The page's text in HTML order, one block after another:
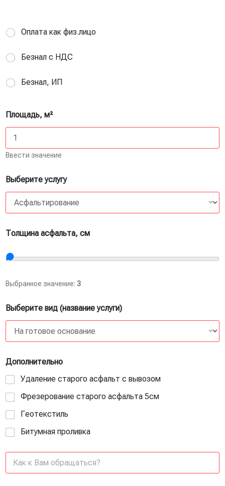
Оплата как физ.лицо
Безнал с НДС
Безнал, ИП
Площадь, м²
Ввести значение
Выберите услугу
Толщина асфальта, см
Выбранное значение: 3
Выберите вид (название услуги)
Дополнительно
Удаление старого асфальт с вывозом
Фрезерование старого асфальта 5см
Геотекстиль
Битумная проливка